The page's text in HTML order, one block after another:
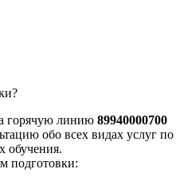
горячую линию 89940000700
обо всех видах услуг по
обучения.
подготовки: